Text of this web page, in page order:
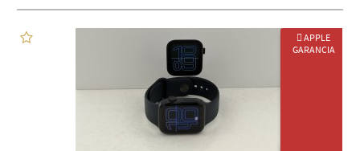
 APPLE
GARANCIA